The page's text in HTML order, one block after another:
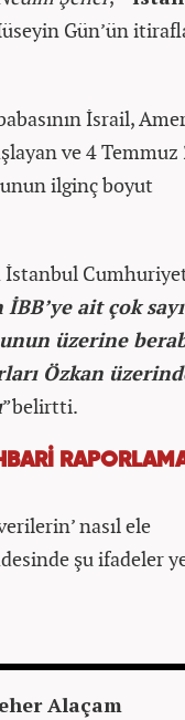
Gün’ün
İsrail,
ve 4 Temmuz
ilginç boyut
İstanbul
İBB’ye ait çok
üzerine
Özkan
”belirtti.
nasıl ele
şu ifadeler
Alaçam